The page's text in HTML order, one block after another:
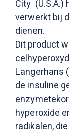
City
verwerkt bij
dienen.
Dit product
Langerhans
de insuline
hyperoxide
radikalen,